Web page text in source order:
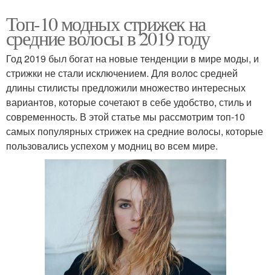
Топ-10 модных стрижек на
средние волосы в 2019 году
Год 2019 был богат на новые тенденции в мире моды, и
стрижки не стали исключением. Для волос средней
длины стилисты предложили множество интересных
вариантов, которые сочетают в себе удобство, стиль и
современность. В этой статье мы рассмотрим топ-10
самых популярных стрижек на средние волосы, которые
пользовались успехом у модниц во всем мире.